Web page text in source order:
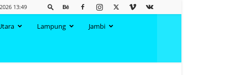
13:49
Lampung Jambi